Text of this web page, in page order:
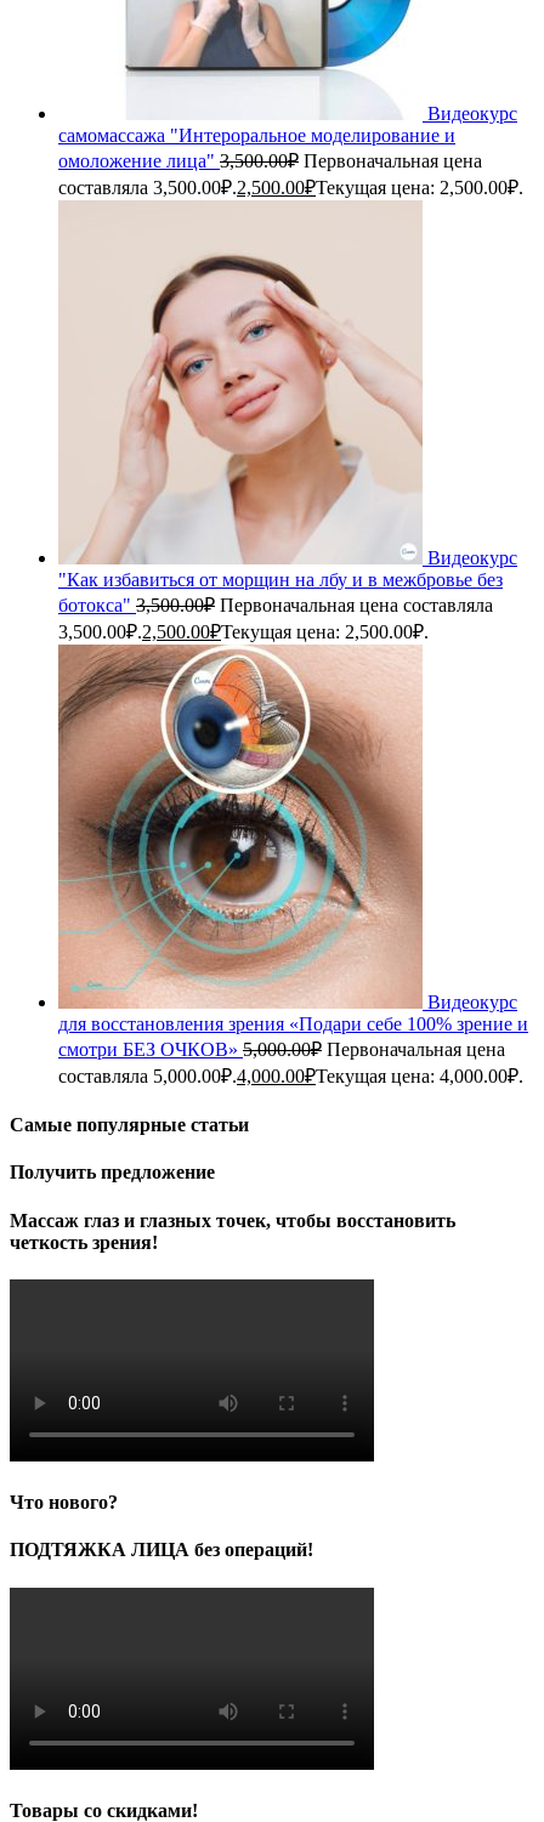
Видеокурс
самомассажа "Интероральное моделирование и
омоложение лица" 3,500.00₽ Первоначальная цена
составляла 3,500.00₽.2,500.00₽Текущая цена: 2,500.00₽.
Видеокурс
"Как избавиться от морщин на лбу и в межбровье без
ботокса" 3,500.00₽ Первоначальная цена составляла
3,500.00₽.2,500.00₽Текущая цена: 2,500.00₽.
Видеокурс
для восстановления зрения «Подари себе 100% зрение и
смотри БЕЗ ОЧКОВ» 5,000.00₽ Первоначальная цена
составляла 5,000.00₽.4,000.00₽Текущая цена: 4,000.00₽.
Самые популярные статьи
Получить предложение
Массаж глаз и глазных точек, чтобы восстановить
четкость зрения!
Что нового?
ПОДТЯЖКА ЛИЦА без операций!
Товары со скидками!